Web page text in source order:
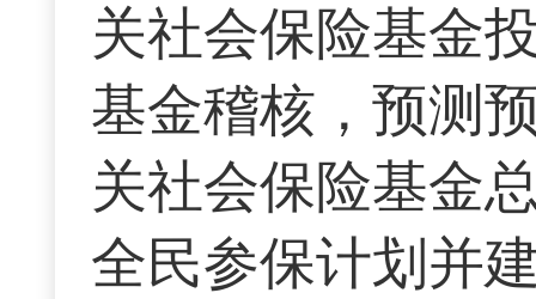
关社会保险基金
基金稽核，预测
关社会保险基金
全民参保计划并